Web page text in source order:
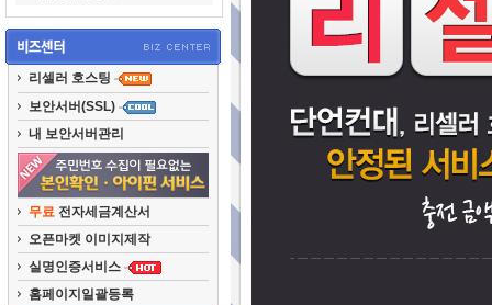
리셀러 호스팅
보안서버(SSL)
내 보안서버관리
무료 전자세금계산서
오픈마켓 이미지제작
실명인증서비스
홈페이지일괄등록